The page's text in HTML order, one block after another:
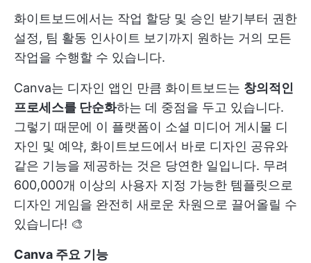
화이트보드에서는 작업 할당 및 승인 받기부터 권한
설정, 팀 활동 인사이트 보기까지 원하는 거의 모든
작업을 수행할 수 있습니다.
Canva는 디자인 앱인 만큼 화이트보드는 창의적인
프로세스를 단순화하는 데 중점을 두고 있습니다.
그렇기 때문에 이 플랫폼이 소셜 미디어 게시물 디
자인 및 예약, 화이트보드에서 바로 디자인 공유와
같은 기능을 제공하는 것은 당연한 일입니다. 무려
600,000개 이상의 사용자 지정 가능한 템플릿으로
디자인 게임을 완전히 새로운 차원으로 끌어올릴 수
있습니다! 🎨
Canva 주요 기능